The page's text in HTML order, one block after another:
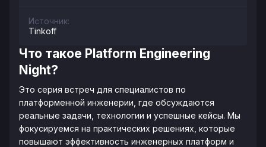
Источник:
Tinkoff
Что такое Platform Engineering
Night?
Это серия встреч для специалистов по
платформенной инженерии, где обсуждаются
реальные задачи, технологии и успешные кейсы. Мы
фокусируемся на практических решениях, которые
повышают эффективность инженерных платформ и